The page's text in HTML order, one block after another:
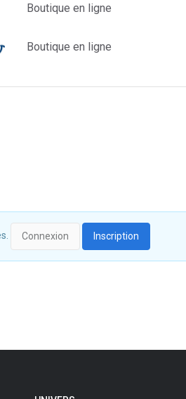
Boutique en ligne
Boutique en ligne
Connexion Inscription